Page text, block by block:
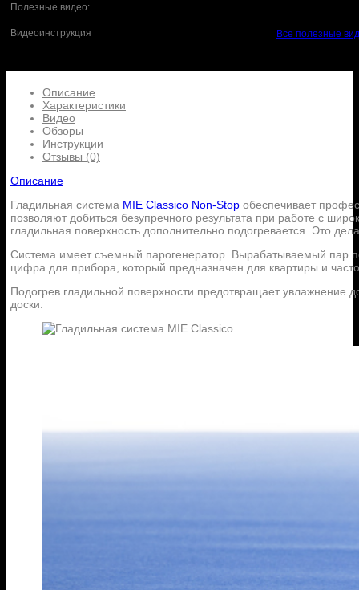
Полезные видео:
Все полезные
Видеоинструкция
Описание
Характеристики
Видео
Обзоры
Инструкции
Отзывы (0)
Описание
Гладильная система MIE Classico Non-Stop обеспечивает
позволяют добиться безупречного результата при работе с
гладильная поверхность дополнительно подогревается. Это
Система имеет съемный парогенератор. Вырабатываемый пар
цифра для прибора, который предназначен для квартиры и
Подогрев гладильной поверхности предотвращает увлажнение
доски.